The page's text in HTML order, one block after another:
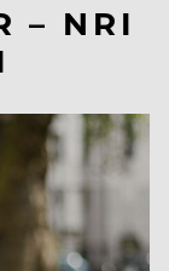
– NRI